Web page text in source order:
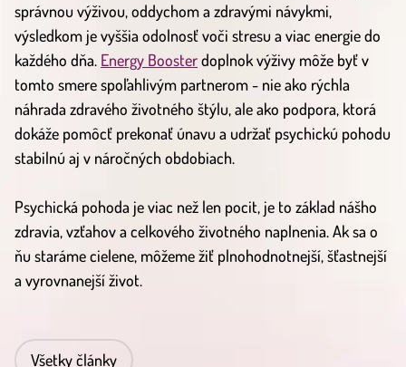
správnou výživou, oddychom a zdravými návykmi,
výsledkom je vyššia odolnosť voči stresu a viac energie do
každého dňa. Energy Boosterdoplnok výživy môže byť v
tomto smere spoľahlivým partnerom - nie ako rýchla
náhrada zdravého životného štýlu, ale ako podpora, ktorá
dokáže pomôcť prekonať únavu a udržať psychickú pohodu
stabilnú aj v náročných obdobiach.
Psychická pohoda je viac než len pocit, je to základ nášho
zdravia, vzťahov a celkového životného naplnenia. Ak sa o
ňu staráme cielene, môžeme žiť plnohodnotnejší, šťastnejší
a vyrovnanejší život.
Všetky články